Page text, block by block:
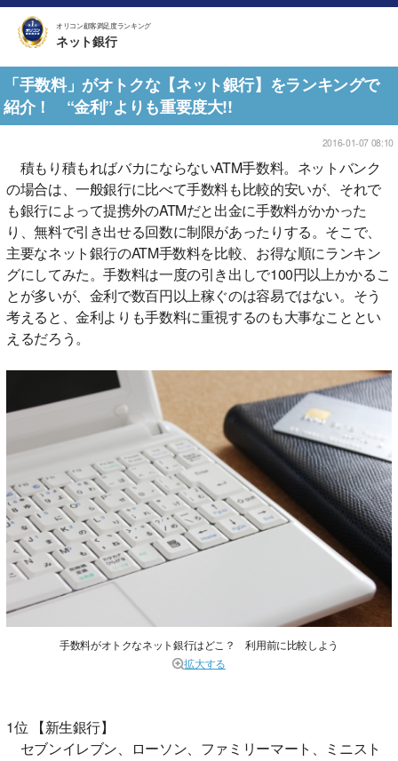
オリコン顧客満足度ランキング
ネット銀行
「手数料」がオトクな【ネット銀行】をランキングで
紹介！ “金利”よりも重要度大!!
2016-01-07 08:10
積もり積もればバカにならないATM手数料。ネットバンク
の場合は、一般銀行に比べて手数料も比較的安いが、それで
も銀行によって提携外のATMだと出金に手数料がかかった
り、無料で引き出せる回数に制限があったりする。そこで、
主要なネット銀行のATM手数料を比較、お得な順にランキン
グにしてみた。手数料は一度の引き出しで100円以上かかるこ
とが多いが、金利で数百円以上稼ぐのは容易ではない。そう
考えると、金利よりも手数料に重視するのも大事なこととい
えるだろう。
手数料がオトクなネット銀行はどこ？ 利用前に比較しよう
拡大する
1位 【新生銀行】
セブンイレブン、ローソン、ファミリーマート、ミニスト